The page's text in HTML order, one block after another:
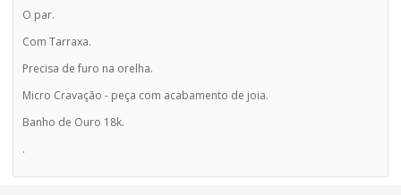
O par.
Com Tarraxa.
Precisa de furo na orelha.
Micro Cravação - peça com acabamento de joia.
Banho de Ouro 18k.
.